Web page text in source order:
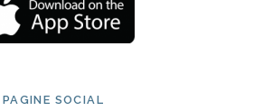
PAGINE SOCIAL